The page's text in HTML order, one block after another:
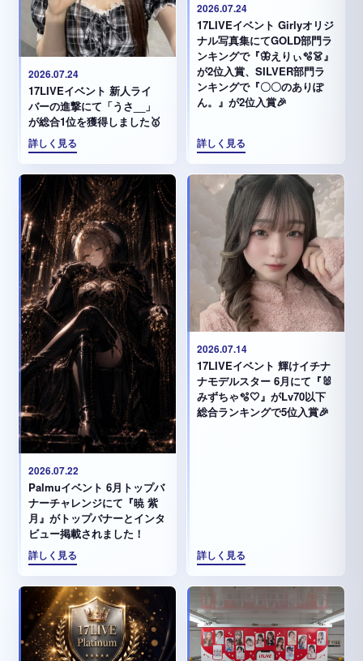
2026.07.24
17LIVEイベント 新人ライ
バーの進撃にて「うさ__」
が総合1位を獲得しました🥇
詳しく見る
2026.07.24
17LIVEイベント Girlyオリジ
ナル写真集にてGOLD部門ラ
ンキングで『🦋えりぃ🫧👗』
が2位入賞、SILVER部門ラ
ンキングで『〇〇のありぽ
ん。』が2位入賞🎉
詳しく見る
2026.07.22
Palmuイベント 6月トップバ
ナーチャレンジにて『暁 紫
月』がトップバナーとインタ
ビュー掲載されました！
詳しく見る
2026.07.14
17LIVEイベント 輝けイチナ
ナモデルスター 6月にて『🐰
みずちゃ️🫧🤍』がLv70以下
総合ランキングで5位入賞🎉
詳しく見る